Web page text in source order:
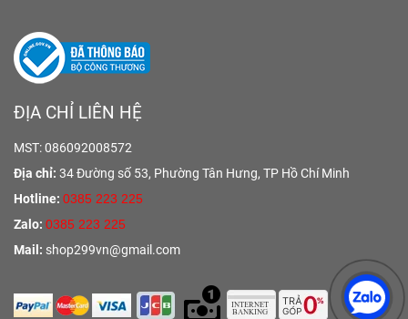
ĐỊA CHỈ LIÊN HỆ
MST: 086092008572
Địa chỉ: 34 Đường số 53, Phường Tân Hưng, TP Hồ Chí Minh
Hotline: 0385 223 225
Zalo: 0385 223 225
Mail: shop299vn@gmail.com